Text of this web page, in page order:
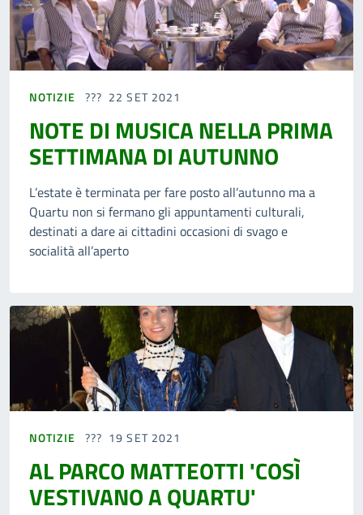
NOTIZIE 22 SET 2021
NOTE DI MUSICA NELLA PRIMA
SETTIMANA DI AUTUNNO
L’estate è terminata per fare posto all’autunno ma a
Quartu non si fermano gli appuntamenti culturali,
destinati a dare ai cittadini occasioni di svago e
socialità all’aperto
NOTIZIE 19 SET 2021
AL PARCO MATTEOTTI 'COSÌ
VESTIVANO A QUARTU'